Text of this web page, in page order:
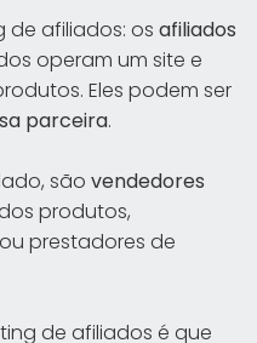
de afiliados: os afiliados
operam um site e
Eles podem ser
parceira.
são vendedores
produtos,
prestadores de
de afiliados é que